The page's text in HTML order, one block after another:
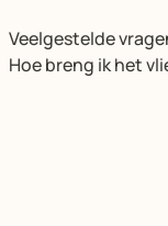
Veelgestelde
Hoe breng ik het